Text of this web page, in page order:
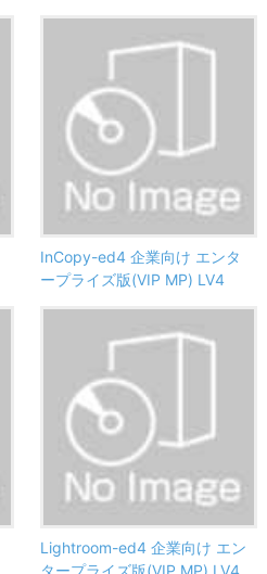
InCopy-ed4 企業向け エンタ
ープライズ版(VIP MP) LV4
Lightroom-ed4 企業向け エン